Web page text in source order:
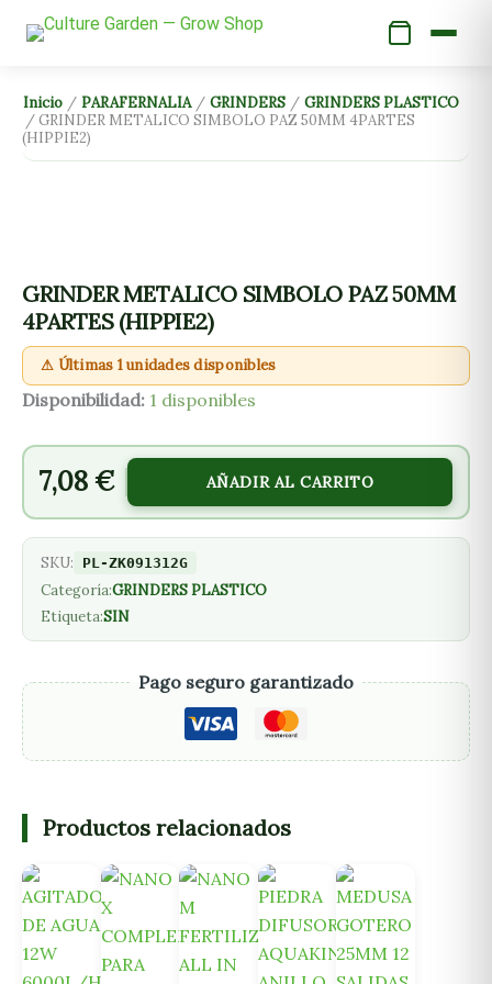
Inicio / PARAFERNALIA / GRINDERS / GRINDERS PLASTICO
/ GRINDER METALICO SIMBOLO PAZ 50MM 4PARTES
(HIPPIE2)
GRINDER METALICO SIMBOLO PAZ 50MM
4PARTES (HIPPIE2)
⚠ Últimas 1 unidades disponibles
Disponibilidad: 1 disponibles
7,08€
GRINDER
METALICO
SIMBOLO
cantidad
AÑADIR AL CARRITO
SKU: PL-ZK091312G
Categoría:GRINDERS PLASTICO
Etiqueta:SIN
Pago seguro garantizado
Productos relacionados